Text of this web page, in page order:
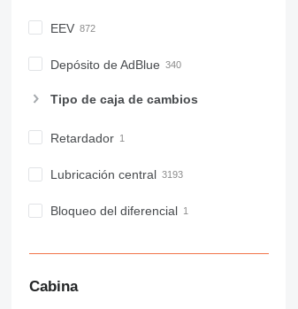
EEV
Depósito de AdBlue
Tipo de caja de cambios
Retardador
Lubricación central
Bloqueo del diferencial
Cabina